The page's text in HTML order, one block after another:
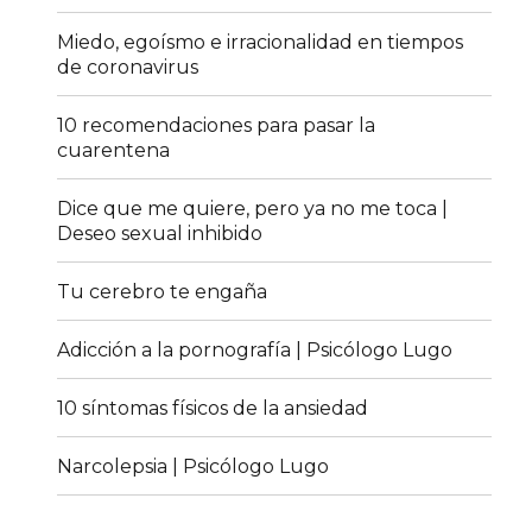
Miedo, egoísmo e irracionalidad en tiempos
de coronavirus
10 recomendaciones para pasar la
cuarentena
Dice que me quiere, pero ya no me toca |
Deseo sexual inhibido
Tu cerebro te engaña
Adicción a la pornografía | Psicólogo Lugo
10 síntomas físicos de la ansiedad
Narcolepsia | Psicólogo Lugo